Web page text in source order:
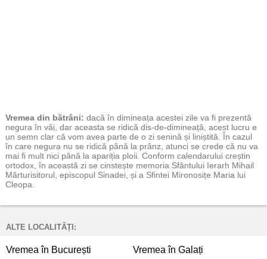
Vremea din bătrâni: dacă în dimineața acestei zile va fi prezentă
negura în văi, dar aceasta se ridică dis-de-dimineață, acest lucru e
un semn clar că vom avea parte de o zi senină și liniștită. În cazul
în care negura nu se ridică până la prânz, atunci se crede că nu va
mai fi mult nici până la apariția ploii. Conform calendarului creștin
ortodox, în această zi se cinstește memoria Sfântului Ierarh Mihail
Mărturisitorul, episcopul Sinadei, și a Sfintei Mironosițe Maria lui
Cleopa.
ALTE LOCALITĂȚI:
Vremea în București Vremea în Galați